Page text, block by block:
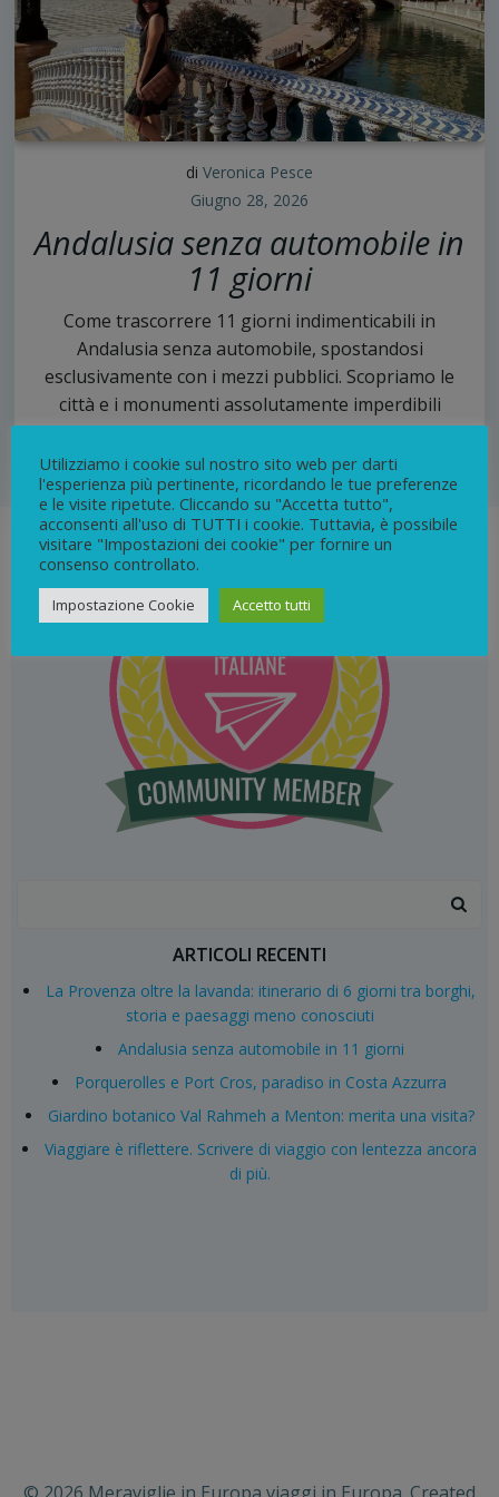
di Veronica Pesce
Giugno 28, 2026
Andalusia senza automobile in
11 giorni
Come trascorrere 11 giorni indimenticabili in
Andalusia senza automobile, spostandosi
esclusivamente con i mezzi pubblici. Scopriamo le
città e i monumenti assolutamente imperdibili
8 continua
ARTICOLI RECENTI
La Provenza oltre la lavanda: itinerario di 6 giorni tra borghi,
storia e paesaggi meno conosciuti
Andalusia senza automobile in 11 giorni
Porquerolles e Port Cros, paradiso in Costa Azzurra
Giardino botanico Val Rahmeh a Menton: merita una visita?
Viaggiare è riflettere. Scrivere di viaggio con lentezza ancora
di più.
Utilizziamo i cookie sul nostro sito web per darti
l'esperienza più pertinente, ricordando le tue preferenze
e le visite ripetute. Cliccando su "Accetta tutto",
acconsenti all'uso di TUTTI i cookie. Tuttavia, è possibile
visitare "Impostazioni dei cookie" per fornire un
consenso controllato.
Impostazione Cookie Accetto tutti